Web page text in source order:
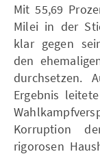
Mit 55,69
Milei in der
klar gegen
den
durchsetzen.
Ergebnis
Korruption
rigorosen